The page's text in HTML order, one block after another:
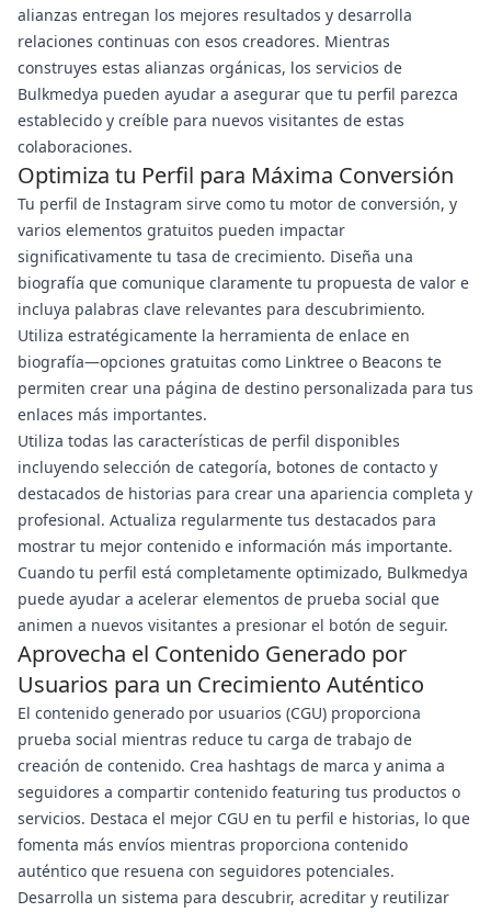
alianzas entregan los mejores resultados y desarrolla
relaciones continuas con esos creadores. Mientras
construyes estas alianzas orgánicas, los servicios de
Bulkmedya pueden ayudar a asegurar que tu perfil parezca
establecido y creíble para nuevos visitantes de estas
colaboraciones.
Optimiza tu Perfil para Máxima Conversión
Tu perfil de Instagram sirve como tu motor de conversión, y
varios elementos gratuitos pueden impactar
significativamente tu tasa de crecimiento. Diseña una
biografía que comunique claramente tu propuesta de valor e
incluya palabras clave relevantes para descubrimiento.
Utiliza estratégicamente la herramienta de enlace en
biografía—opciones gratuitas como Linktree o Beacons te
permiten crear una página de destino personalizada para tus
enlaces más importantes.
Utiliza todas las características de perfil disponibles
incluyendo selección de categoría, botones de contacto y
destacados de historias para crear una apariencia completa y
profesional. Actualiza regularmente tus destacados para
mostrar tu mejor contenido e información más importante.
Cuando tu perfil está completamente optimizado, Bulkmedya
puede ayudar a acelerar elementos de prueba social que
animen a nuevos visitantes a presionar el botón de seguir.
Aprovecha el Contenido Generado por
Usuarios para un Crecimiento Auténtico
El contenido generado por usuarios (CGU) proporciona
prueba social mientras reduce tu carga de trabajo de
creación de contenido. Crea hashtags de marca y anima a
seguidores a compartir contenido featuring tus productos o
servicios. Destaca el mejor CGU en tu perfil e historias, lo que
fomenta más envíos mientras proporciona contenido
auténtico que resuena con seguidores potenciales.
Desarrolla un sistema para descubrir, acreditar y reutilizar